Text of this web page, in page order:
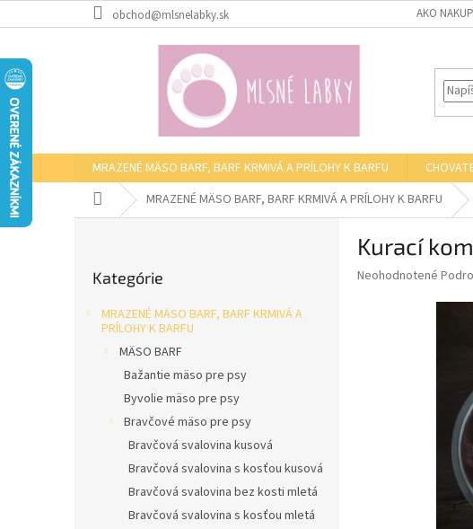
na
obchod@mlsnelabky.sk AKO
MRAZENÉ MÄSO BARF, BARF KRMIVÁ A PRÍLOHY K BARFU
DomovMRAZENÉ MÄSO BARF, BARF KRMIVÁ A PRÍLOHY K BARFU
kategórie
Kategórie
MRAZENÉ MÄSO BARF, BARF KRMIVÁ A
PRÍLOHY K BARFU
MÄSO BARF
Bažantie mäso pre psy
Byvolie mäso pre psy
Bravčové mäso pre psy
Bravčová svalovina kusová
Bravčová svalovina s kosťou kusová
Bravčová svalovina bez kosti mletá
Bravčová svalovina s kosťou mletá
Kurací
Priemerné
Neohodnotené